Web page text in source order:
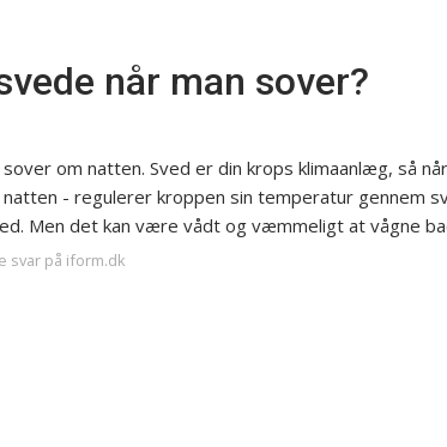
når man sover?
om natten. Sved er din krops klimaanlæg, så
- regulerer kroppen sin temperatur gennem
Men det kan være vådt og væmmeligt at vågne
svar på iform.dk